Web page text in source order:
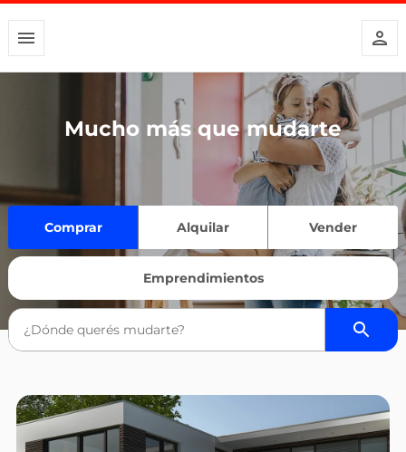
Mucho más que mudarte
Comprar Alquilar Vender
Emprendimientos